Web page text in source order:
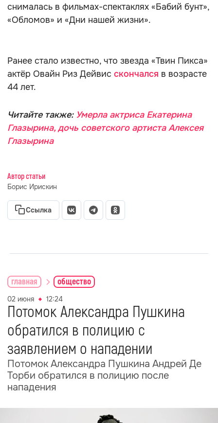
снималась в фильмах-спектаклях «Бабий бунт»,
«Обломов» и «Дни нашей жизни».
Ранее стало известно, что звезда «Твин Пикса»
актёр Овайн Риз Дейвис скончался в возрасте
44 лет.
Читайте также: Умерла актриса Екатерина
Глазырина, дочь советского артиста Алексея
Глазырина
Автор статьи
Борис Ирискин
Ссылка
главная общество
02 июня 12:24
Потомок Александра Пушкина
обратился в полицию с
заявлением о нападении
Потомок Александра Пушкина Андрей Де
Торби обратился в полицию после
нападения